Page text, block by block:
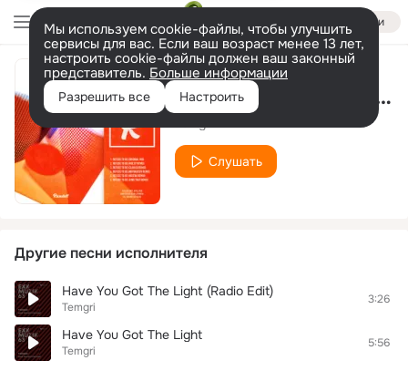
Войти
Мы используем cookie-файлы, чтобы улучшить
сервисы для вас. Если ваш возраст менее 13 лет,
настроить cookie-файлы должен ваш законный
представитель. Больше информации
Разрешить все Настроить Refuse To Be (Junk That Remix)
Слушать
Другие песни исполнителя
Have You Got The Light (Radio Edit)
Temgri
3:26
Have You Got The Light
Temgri
5:56